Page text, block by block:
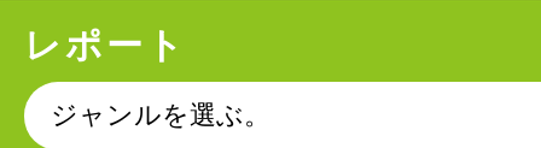
レポート
ジャンルを選ぶ。